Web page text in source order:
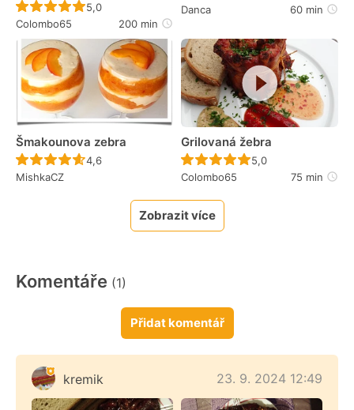
Recept ještě nebyl hodnocen
5,0
Colombo65
200 min
Danca
60 min
Šmakounova zebra
Recept ještě nebyl hodnocen
4,6
MishkaCZ
Grilovaná žebra
Recept ještě nebyl
5,0
Colombo65
75 min
Zobrazit více
Komentáře (1)
Přidat komentář
kremik 23. 9. 2024 12:49